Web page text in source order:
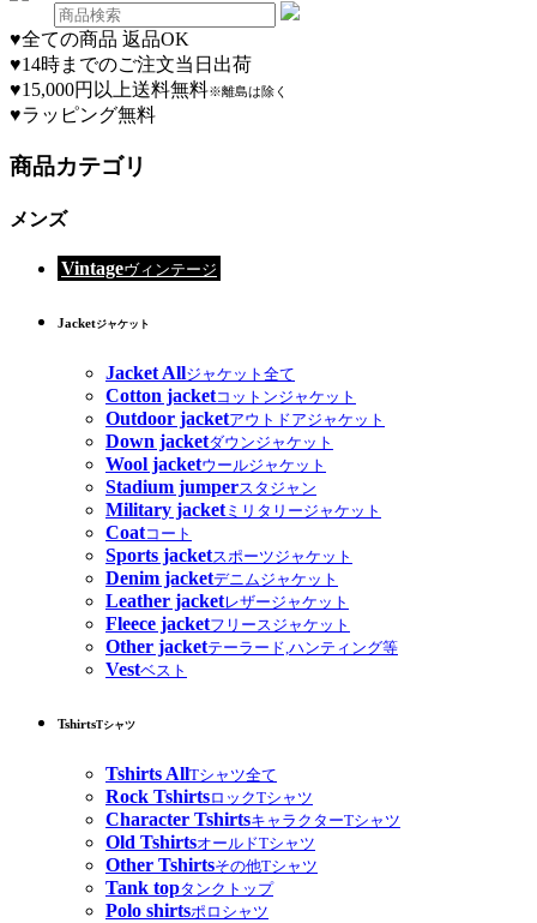
♥全ての商品 返品OK
♥14時までのご注文当日出荷
♥15,000円以上送料無料※離島は除く
♥ラッピング無料
商品カテゴリ
メンズ
Vintageヴィンテージ
Jacketジャケット
Jacket Allジャケット全て
Cotton jacketコットンジャケット
Outdoor jacketアウトドアジャケット
Down jacketダウンジャケット
Wool jacketウールジャケット
Stadium jumperスタジャン
Military jacketミリタリージャケット
Coatコート
Sports jacketスポーツジャケット
Denim jacketデニムジャケット
Leather jacketレザージャケット
Fleece jacketフリースジャケット
Other jacketテーラード,ハンティング等
Vestベスト
TshirtsTシャツ
Tshirts AllTシャツ全て
Rock TshirtsロックTシャツ
Character TshirtsキャラクターTシャツ
Old TshirtsオールドTシャツ
Other Tshirtsその他Tシャツ
Tank topタンクトップ
Polo shirtsポロシャツ